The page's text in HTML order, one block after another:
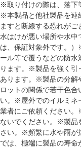
※取り付けの際は、落下
※本製品と他社製品を連
ますと断線する恐れが
水はけが悪い場所や水
は、保証対象外です。
ール等で覆うなどの防
ります。※製品を強く引
あります。※製品の分解
ロットの関係で若干色
い。※屋外でのイルミネ
業者にご依頼ください
ないでください。※製品
さい。※頻繁に水や雨が
では、極端に製品の寿命